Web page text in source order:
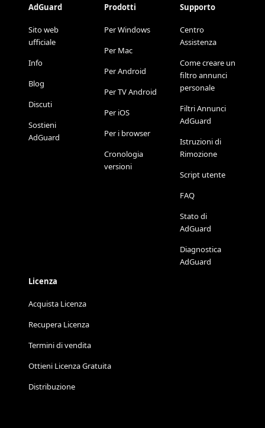
AdGuard
Sito web
ufficiale
Info
Blog
Discuti
Sostieni
AdGuard
Prodotti
Per Windows
Per Mac
Per Android
Per TV Android
Per iOS
Per i browser
Cronologia
versioni
Supporto
Centro
Assistenza
Come creare un
filtro annunci
personale
Filtri Annunci
AdGuard
Istruzioni di
Rimozione
Script utente
FAQ
Stato di
AdGuard
Diagnostica
AdGuard
Licenza
Acquista Licenza
Recupera Licenza
Termini di vendita
Ottieni Licenza Gratuita
Distribuzione